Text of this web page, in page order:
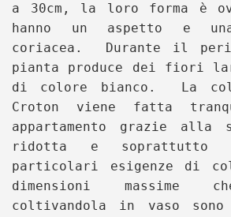
a 30cm, la loro forma è
hanno un aspetto e
coriacea. Durante il
pianta produce dei fiori
di colore bianco. La
Croton viene fatta
appartamento grazie alla
ridotta e soprattutto
particolari esigenze di
dimensioni massime
coltivandola in vaso